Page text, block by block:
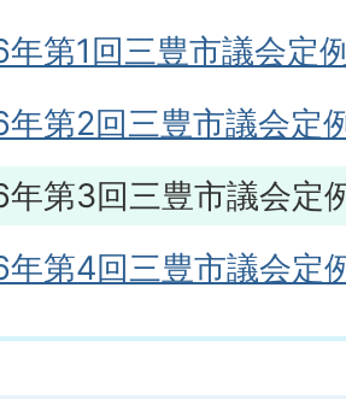
第1回三豊市議会定
第2回三豊市議会定
第3回三豊市議会定
第4回三豊市議会定